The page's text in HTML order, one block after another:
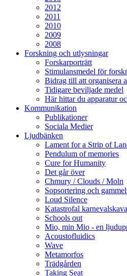
2012
2011
2010
2009
2008
Forskning och utlysningar
Forskarporträtt
Stimulansmedel för
Bidrag till att organisera
Tidigare beviljade medel
Här hittar du apparatur
Kommunikation
Publikationer
Sociala Medier
Ljudbänken
Lament for a Strip of
Pendulum of memories
Cure for Humanity
Det går över
Chmury / Clouds / Moln
Sopsortering och
Loud Silence
Katastrofal
Schools out
Mio, min Mio - en
Acoustofluidics
Wave
Metamorfos
Trädgården
Taking Seat